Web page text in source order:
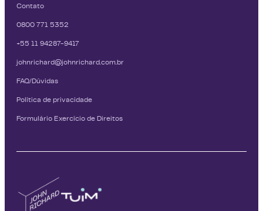
Contato
0800 771 5352
+55 11 94287-9417
johnrichard@johnrichard.com.br
FAQ/Dúvidas
Política de privacidade
Formulário Exercício de Direitos